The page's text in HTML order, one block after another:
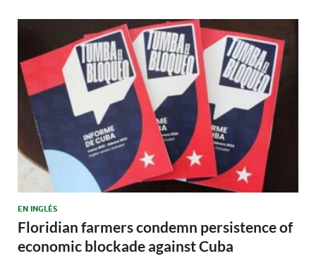
EN INGLÉS
Floridian farmers condemn persistence of
economic blockade against Cuba